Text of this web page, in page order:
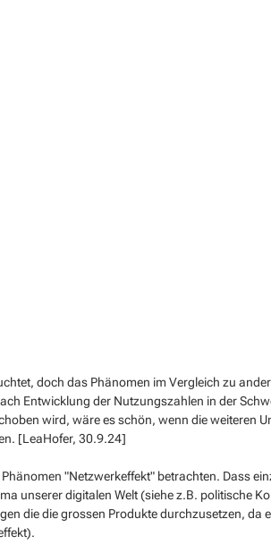
doch das Phänomen im Vergleich zu
Entwicklung der Nutzungszahlen in der
wird, wäre es schön, wenn die weiteren
[LeaHofer, 30.9.24]
"Netzwerkeffekt" betrachten. Dass
unserer digitalen Welt (siehe z.B. politische
die die grossen Produkte durchzusetzen, da